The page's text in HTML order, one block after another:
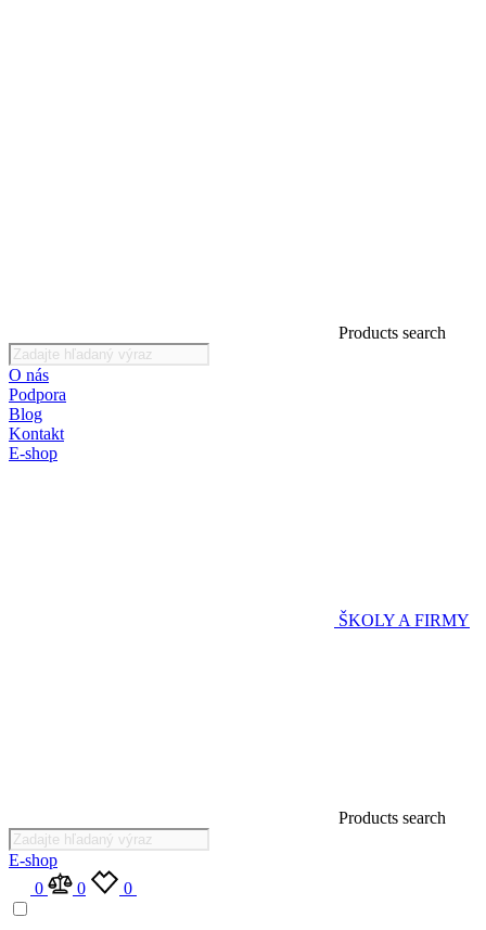
Products search
O nás
Podpora
Blog
Kontakt
E-shop
ŠKOLY A FIRMY
Products search
E-shop
0
0 0